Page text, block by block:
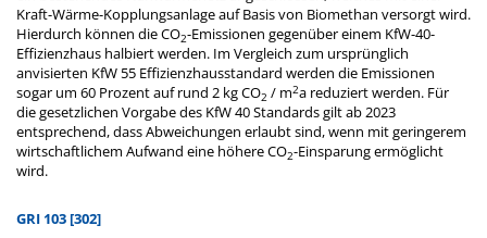
Kraft-Wärme-Kopplungsanlage auf Basis von Biomethan versorgt wird.
Hierdurch können die CO2-Emissionen gegenüber einem KfW-40-
Effizienzhaus halbiert werden. Im Vergleich zum ursprünglich
anvisierten KfW 55 Effizienzhausstandard werden die Emissionen
sogar um 60 Prozent auf rund 2 kg CO2 / m2a reduziert werden. Für
die gesetzlichen Vorgabe des KfW 40 Standards gilt ab 2023
entsprechend, dass Abweichungen erlaubt sind, wenn mit geringerem
wirtschaftlichem Aufwand eine höhere CO2-Einsparung ermöglicht
wird.
GRI 103 [302]